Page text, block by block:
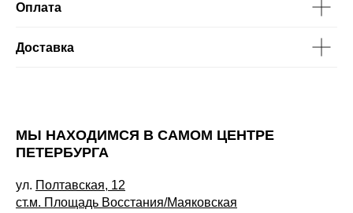
Оплата
Доставка
МЫ НАХОДИМСЯ В САМОМ ЦЕНТРЕ
ПЕТЕРБУРГА
ул. Полтавская, 12
ст.м. Площадь Восстания/Маяковская